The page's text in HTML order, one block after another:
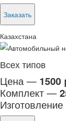
Заказать
Казахстана
Всех типов
Цена — 1500
Комплект —